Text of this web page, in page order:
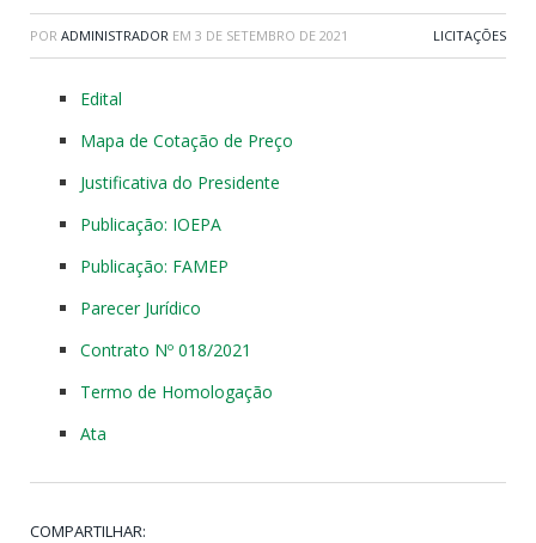
POR ADMINISTRADOR EM 3 DE SETEMBRO DE 2021 LICITAÇÕES
Edital
Mapa de Cotação de Preço
Justificativa do Presidente
Publicação: IOEPA
Publicação: FAMEP
Parecer Jurídico
Contrato Nº 018/2021
Termo de Homologação
Ata
COMPARTILHAR: